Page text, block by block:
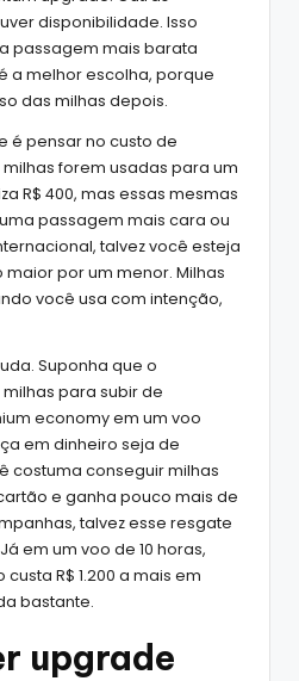
disponibilidade. Isso
passagem mais barata
a melhor escolha, porque
das milhas depois.
é pensar no custo de
forem usadas para um
R$ 400, mas essas mesmas
passagem mais cara ou
talvez você esteja
por um menor. Milhas
você usa com intenção,
Suponha que o
para subir de
economy em um voo
em dinheiro seja de
costuma conseguir milhas
e ganha pouco mais de
talvez esse resgate
em um voo de 10 horas,
R$ 1.200 a mais em
bastante.
upgrade